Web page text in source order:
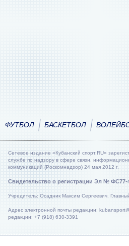
ФУТБОЛ БАСКЕТБОЛ
Сетевое издание «Кубанский спорт.RU»
службе по надзору в сфере связи,
коммуникаций (Роскомнадзор) 24 мая 2012 г.
Свидетельство о регистрации Эл № ФС77-
Учредитель: Осадник Максим Сергеевич.
Адрес электронной почты редакции:
редакции: +7 (918) 630-3391